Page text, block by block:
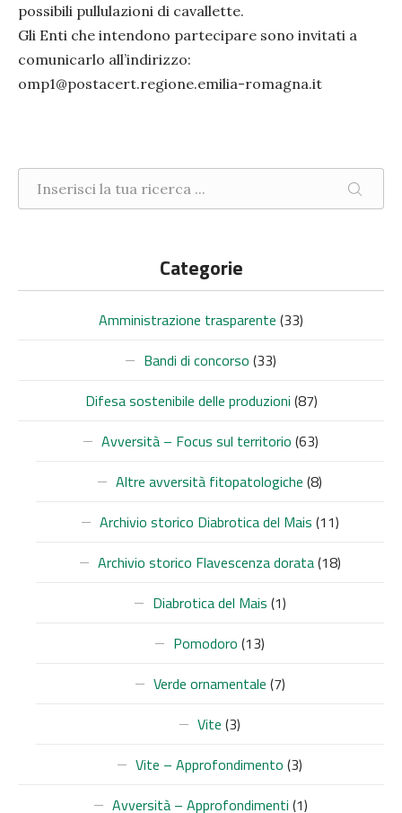
possibili pullulazioni di cavallette.
Gli Enti che intendono partecipare sono invitati a
comunicarlo all’indirizzo:
omp1@postacert.regione.emilia-romagna.it
CERCA
Categorie
Amministrazione trasparente (33)
Bandi di concorso (33)
Difesa sostenibile delle produzioni (87)
Avversità – Focus sul territorio (63)
Altre avversità fitopatologiche (8)
Archivio storico Diabrotica del Mais (11)
Archivio storico Flavescenza dorata(18)
Diabrotica del Mais (1)
Pomodoro (13)
Verde ornamentale (7)
Vite (3)
Vite – Approfondimento (3)
Avversità – Approfondimenti (1)